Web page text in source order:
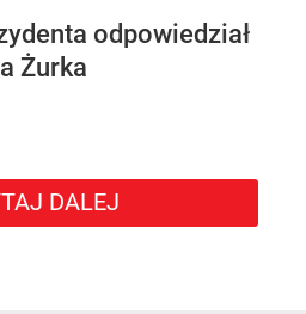
odpowiedział
Żurka
DALEJ